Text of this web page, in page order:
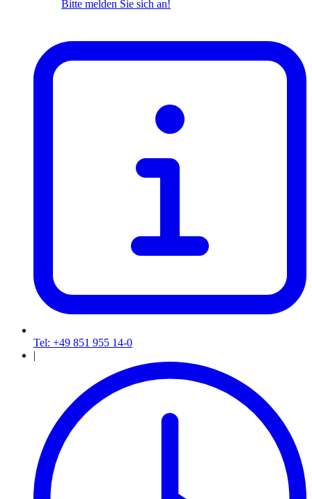
Bitte melden Sie sich an!
Tel: +49 851 955 14-0
|